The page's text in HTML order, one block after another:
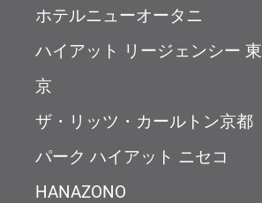
ホテルニューオータニ
ハイアット リージェンシー 東
京
ザ・リッツ・カールトン京都
パーク ハイアット ニセコ
HANAZONO